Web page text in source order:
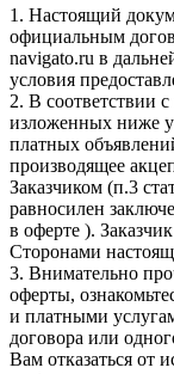
1. Настоящий
официальным
navigato.ru в
условия
2. В соответствии
изложенных ниже
платных
производящее
Заказчиком (п.3
равносилен
в оферте ).
Сторонами
3. Внимательно
оферты,
и платными
договора или
Вам отказаться от